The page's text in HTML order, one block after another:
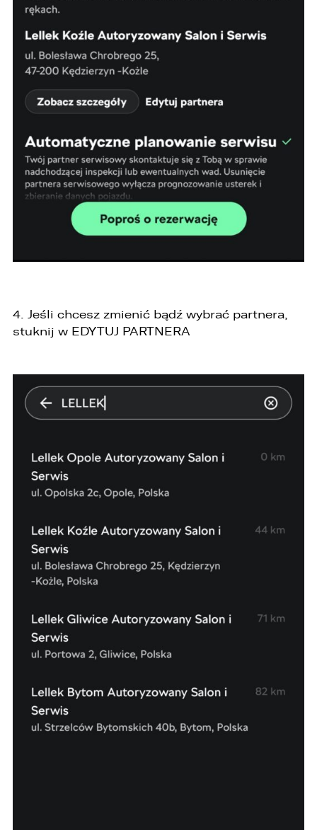
4. Jeśli chcesz zmienić bądź wybrać partnera,
stuknij w EDYTUJ PARTNERA